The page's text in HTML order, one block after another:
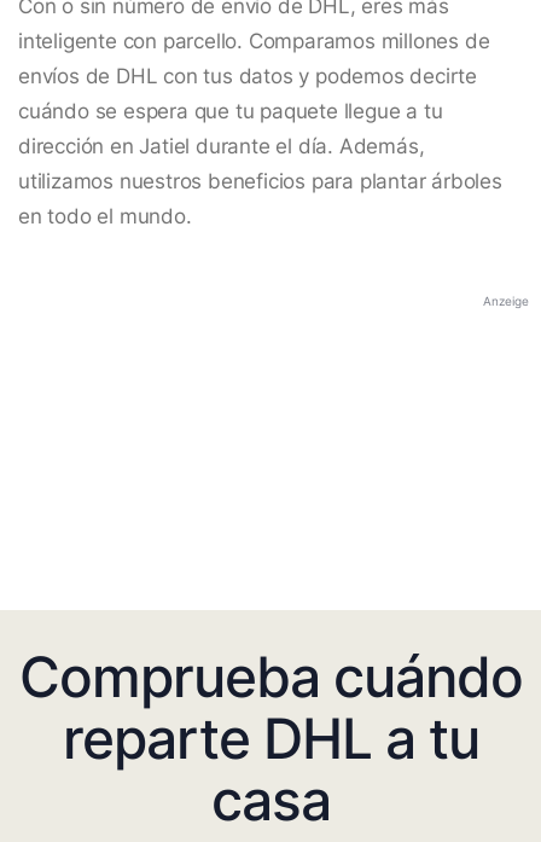
Con o sin número de envío de DHL, eres más
inteligente con parcello. Comparamos millones de
envíos de DHL con tus datos y podemos decirte
cuándo se espera que tu paquete llegue a tu
dirección en Jatiel durante el día. Además,
utilizamos nuestros beneficios para plantar árboles
en todo el mundo.
Anzeige
Comprueba cuándo
reparte DHL a tu
casa